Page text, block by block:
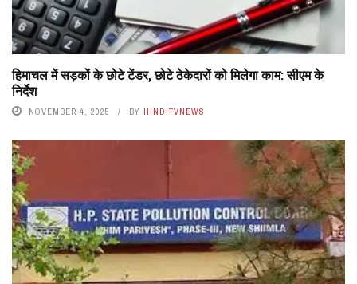
हिमाचल में सड़कों के छोटे टेंडर, छोटे ठेकेदारों को मिलेगा काम: सीएम के
निर्देश
NOVEMBER 4, 2025 BY HINDITVNEWS